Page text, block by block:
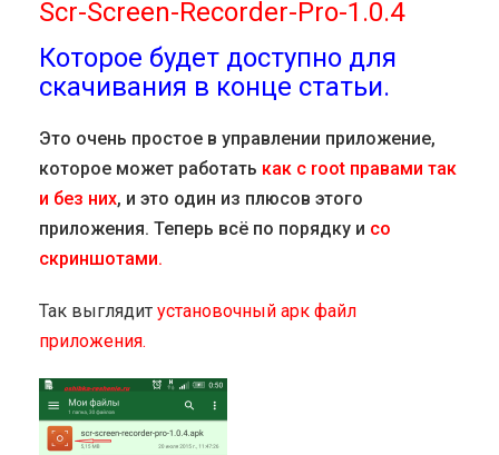
Scr-Screen-Rеcorder-Pro-1.0.4
Которое будет доступно для
скачивания в конце статьи.
Это очень простое в управлении приложение,
которое может работать как с root правами так
и без них, и это один из плюсов этого
приложения. Теперь всё по порядку и со
скриншотами.
Так выглядит установочный арк файл
приложения.